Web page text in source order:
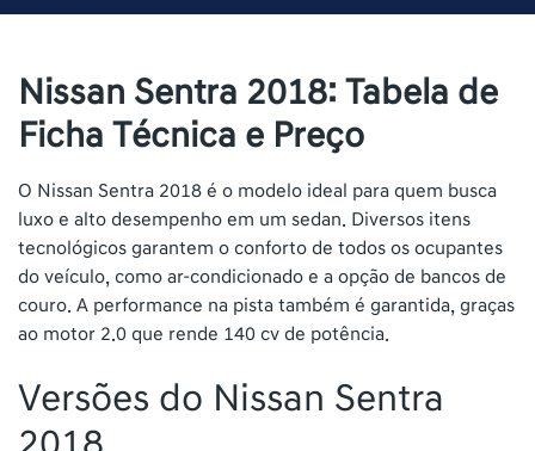
Nissan Sentra 2018: Tabela de
Ficha Técnica e Preço
O Nissan Sentra 2018 é o modelo ideal para quem busca
luxo e alto desempenho em um sedan. Diversos itens
tecnológicos garantem o conforto de todos os ocupantes
do veículo, como ar-condicionado e a opção de bancos de
couro. A performance na pista também é garantida, graças
ao motor 2.0 que rende 140 cv de potência.
Versões do Nissan Sentra